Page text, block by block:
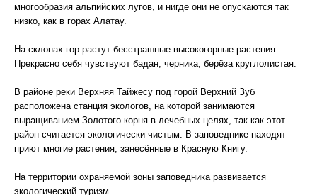
многообразия альпийских лугов, и нигде они не опускаются так
низко, как в горах Алатау.
На склонах гор растут бесстрашные высокогорные растения.
Прекрасно себя чувствуют бадан, черника, берёза круглолистая.
В районе реки Верхняя Тайжесу под горой Верхний Зуб
расположена станция экологов, на которой занимаются
выращиванием Золотого корня в лечебных целях, так как этот
район считается экологически чистым. В заповеднике находят
приют многие растения, занесённые в Красную Книгу.
На территории охраняемой зоны заповедника развивается
экологический туризм.